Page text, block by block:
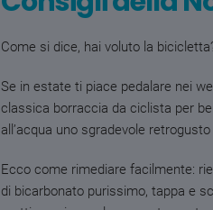
Come si dice, hai voluto la
Se in estate ti piace pedalare nei
classica borraccia da ciclista per
all’acqua uno sgradevole
Ecco come rimediare facilmente:
di bicarbonato purissimo, tappa e